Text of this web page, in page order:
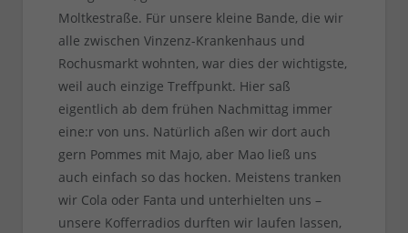
Moltkestraße. Für unsere kleine Bande, die wir
alle zwischen Vinzenz-Krankenhaus und
Rochusmarkt wohnten, war dies der wichtigste,
weil auch einzige Treffpunkt. Hier saß
eigentlich ab dem frühen Nachmittag immer
eine:r von uns. Natürlich aßen wir dort auch
gern Pommes mit Majo, aber Mao ließ uns
auch einfach so das hocken. Meistens tranken
wir Cola oder Fanta und unterhielten uns –
unsere Kofferradios durften wir laufen lassen,